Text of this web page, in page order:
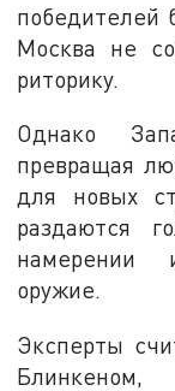
победителей
Москва не
риторику.
Однако
превращая
для новых
раздаются
намерении
оружие.
Эксперты